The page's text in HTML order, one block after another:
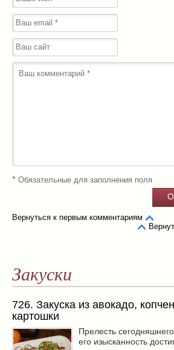
* Обязательные для заполнения поля
Вернуться к первым комментариям
Закуски
726. Закуска из авокадо,
картошки
Прелесть
его изысканность